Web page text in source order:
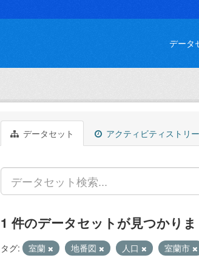
データ
データセット アクティビティストリ
1 件のデータセットが見つかりま
タグ: 室蘭 地番図 人口 室蘭市